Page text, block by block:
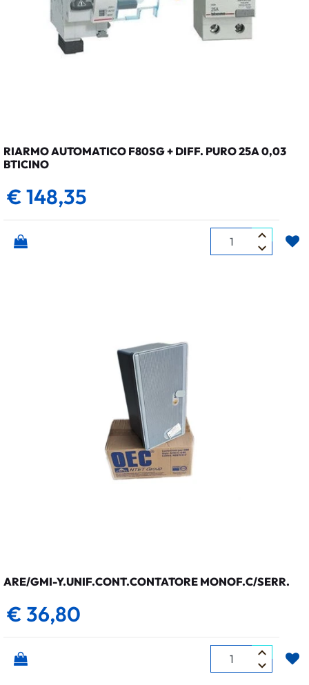
RIARMO AUTOMATICO F80SG + DIFF. PURO 25A 0,03
BTICINO
€ 148,35
Quantità
ARE/GMI-Y.UNIF.CONT.CONTATORE MONOF.C/SERR.
€ 36,80
Quantità